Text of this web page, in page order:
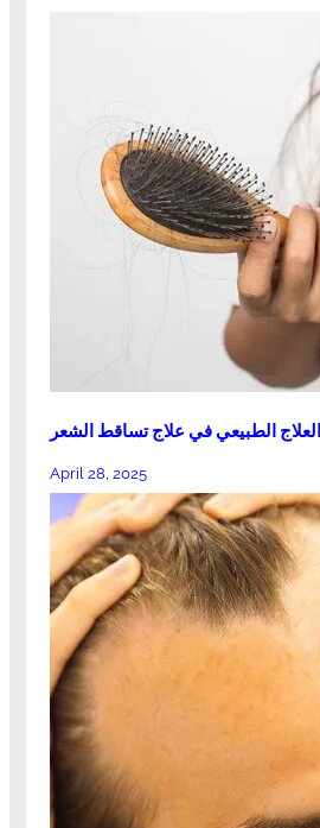
العلاج الطبيعي في علاج تساقط الشعر
April 28, 2025